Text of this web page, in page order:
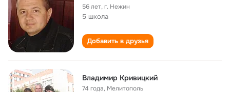
56 лет,г. Нежин
5 школа
Добавить в друзья
Владимир Кривицкий
74 года, Мелитополь